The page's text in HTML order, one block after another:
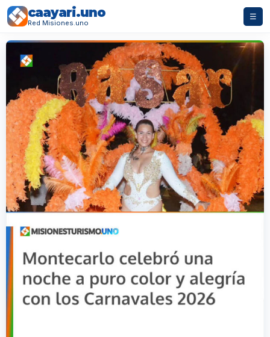
caayari.uno
Red Misiones.uno
☰